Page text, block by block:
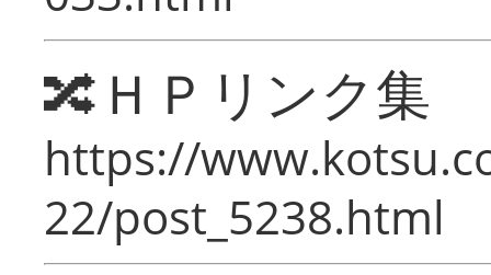
🔀ＨＰリンク集
https://
22/post_5238.html